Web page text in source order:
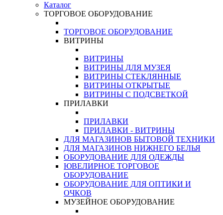
Каталог
ТОРГОВОЕ ОБОРУДОВАНИЕ
ТОРГОВОЕ ОБОРУДОВАНИЕ
ВИТРИНЫ
ВИТРИНЫ
ВИТРИНЫ ДЛЯ МУЗЕЯ
ВИТРИНЫ СТЕКЛЯННЫЕ
ВИТРИНЫ ОТКРЫТЫЕ
ВИТРИНЫ С ПОДСВЕТКОЙ
ПРИЛАВКИ
ПРИЛАВКИ
ПРИЛАВКИ - ВИТРИНЫ
ДЛЯ МАГАЗИНОВ БЫТОВОЙ ТЕХНИКИ
ДЛЯ МАГАЗИНОВ НИЖНЕГО БЕЛЬЯ
ОБОРУДОВАНИЕ ДЛЯ ОДЕЖДЫ
ЮВЕЛИРНОЕ ТОРГОВОЕ
ОБОРУДОВАНИЕ
ОБОРУДОВАНИЕ ДЛЯ ОПТИКИ И
ОЧКОВ
МУЗЕЙНОЕ ОБОРУДОВАНИЕ